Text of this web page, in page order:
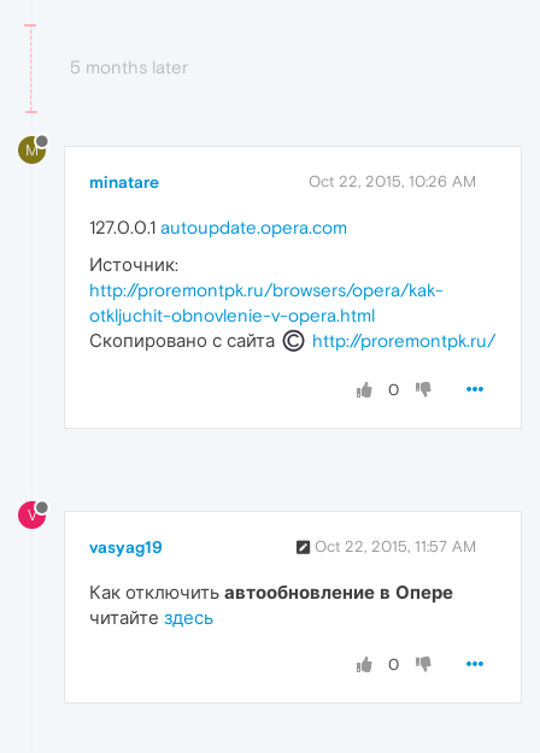
5 months later
M
minatare Oct 22, 2015, 10:26 AM
127.0.0.1 autoupdate.opera.com
Источник:
http://proremontpk.ru/browsers/opera/kak-
otkljuchit-obnovlenie-v-opera.html
Скопировано с сайта
http://proremontpk.ru/
0
V
vasyag19 Oct 22, 2015, 11:57 AM
Как отключить автообновление в Опере
читайте здесь
0